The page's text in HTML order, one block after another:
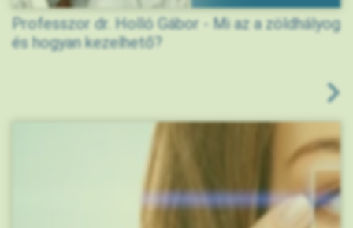
Professzor dr. Holló Gábor - Mi az a zöldhályog
és hogyan kezelhető?